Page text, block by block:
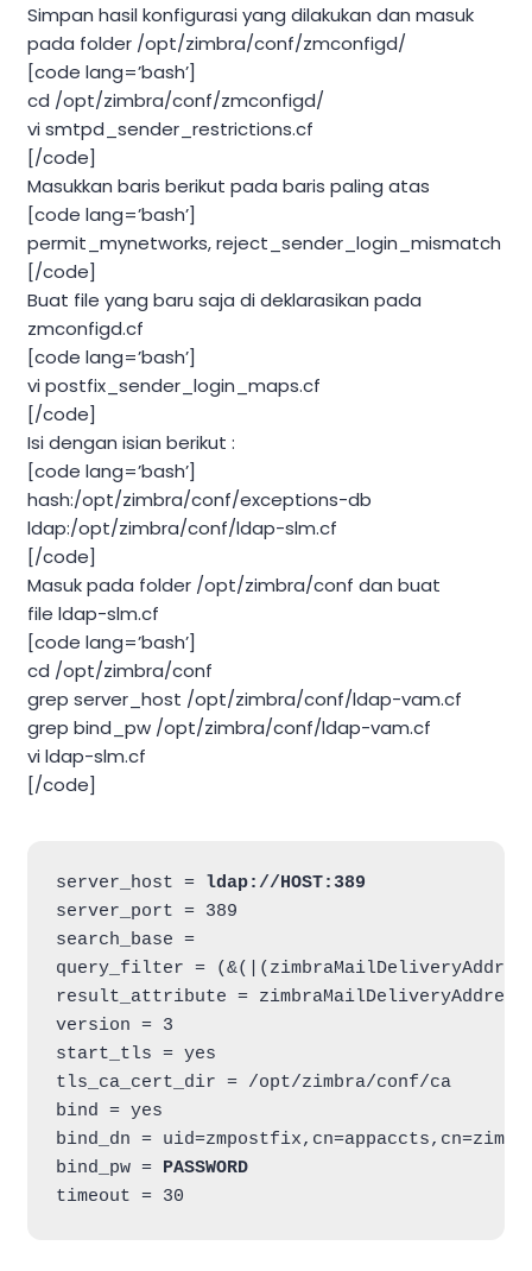
Simpan hasil konfigurasi yang dilakukan dan masuk
pada folder /opt/zimbra/conf/zmconfigd/
[code lang=’bash’]
cd /opt/zimbra/conf/zmconfigd/
vi smtpd_sender_restrictions.cf
[/code]
Masukkan baris berikut pada baris paling atas
[code lang=’bash’]
permit_mynetworks, reject_sender_login_mismatch
[/code]
Buat file yang baru saja di deklarasikan pada
zmconfigd.cf
[code lang=’bash’]
vi postfix_sender_login_maps.cf
[/code]
Isi dengan isian berikut :
[code lang=’bash’]
hash:/opt/zimbra/conf/exceptions-db
ldap:/opt/zimbra/conf/ldap-slm.cf
[/code]
Masuk pada folder /opt/zimbra/conf dan buat
file ldap-slm.cf
[code lang=’bash’]
cd /opt/zimbra/conf
grep server_host /opt/zimbra/conf/ldap-vam.cf
grep bind_pw /opt/zimbra/conf/ldap-vam.cf
vi ldap-slm.cf
[/code]
server_host = ldap://HOST:389
server_port = 389
search_base =
query_filter =
result_attribute =
version = 3
start_tls = yes
tls_ca_cert_dir = /opt/zimbra/conf/ca
bind = yes
bind_dn =
bind_pw = PASSWORD
timeout = 30